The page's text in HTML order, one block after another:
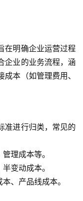
在明确企业运营过程
企业的业务流程，涵
本（如管理费用、
准进行归类，常见的
理成本等。
变动成本。
、产品线成本。